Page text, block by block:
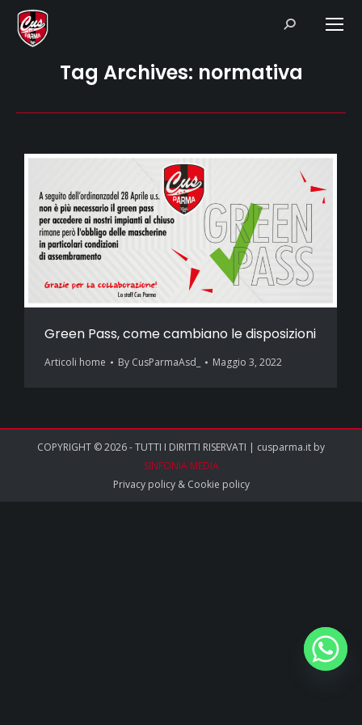
Search:
Tag Archives: normativa
Green Pass, come cambiano le disposizioni
Articoli home By CusParmaAsd_ Maggio 3, 2022
COPYRIGHT © 2026 - TUTTI I DIRITTI RISERVATI | cusparma.it by
SINFONIA MEDIA
Privacy policy& Cookie policy